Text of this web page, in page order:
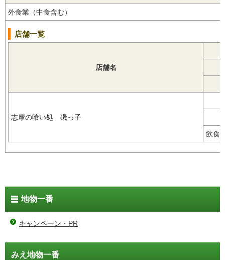
外食業（中食含む）
店舗一覧
店舗名
志摩の喰い処 磯っ子
飲
地物一番
キャンペーン・PR
みえ地物一番